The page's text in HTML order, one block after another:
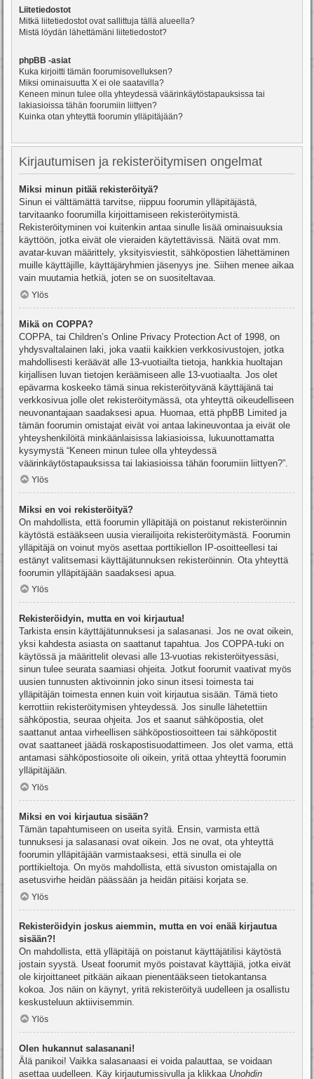
Liitetiedostot
Mitkä liitetiedostot ovat sallittuja tällä alueella?
Mistä löydän lähettämäni liitetiedostot?
phpBB -asiat
Kuka kirjoitti tämän foorumisovelluksen?
Miksi ominaisuutta X ei ole saatavilla?
Keneen minun tulee olla yhteydessä väärinkäytöstapauksissa tai
lakiasioissa tähän foorumiin liittyen?
Kuinka otan yhteyttä foorumin ylläpitäjään?
Kirjautumisen ja rekisteröitymisen ongelmat
Miksi minun pitää rekisteröityä?
Sinun ei välttämättä tarvitse, riippuu foorumin ylläpitäjästä,
tarvitaanko foorumilla kirjoittamiseen rekisteröitymistä.
Rekisteröityminen voi kuitenkin antaa sinulle lisää ominaisuuksia
käyttöön, jotka eivät ole vieraiden käytettävissä. Näitä ovat mm.
avatar-kuvan määrittely, yksityisviestit, sähköpostien lähettäminen
muille käyttäjille, käyttäjäryhmien jäsenyys jne. Siihen menee aikaa
vain muutamia hetkiä, joten se on suositeltavaa.
Ylös
Mikä on COPPA?
COPPA, tai Children’s Online Privacy Protection Act of 1998, on
yhdysvaltalainen laki, joka vaatii kaikkien verkkosivustojen, jotka
mahdollisesti keräävät alle 13-vuotiailta tietoja, hankkia huoltajan
kirjallisen luvan tietojen keräämiseen alle 13-vuotiaalta. Jos olet
epävarma koskeeko tämä sinua rekisteröityvänä käyttäjänä tai
verkkosivua jolle olet rekisteröitymässä, ota yhteyttä oikeudelliseen
neuvonantajaan saadaksesi apua. Huomaa, että phpBB Limited ja
tämän foorumin omistajat eivät voi antaa lakineuvontaa ja eivät ole
yhteyshenkilöitä minkäänlaisissa lakiasioissa, lukuunottamatta
kysymystä “Keneen minun tulee olla yhteydessä
väärinkäytöstapauksissa tai lakiasioissa tähän foorumiin liittyen?”.
Ylös
Miksi en voi rekisteröityä?
On mahdollista, että foorumin ylläpitäjä on poistanut rekisteröinnin
käytöstä estääkseen uusia vierailijoita rekisteröitymästä. Foorumin
ylläpitäjä on voinut myös asettaa porttikiellon IP-osoitteellesi tai
estänyt valitsemasi käyttäjätunnuksen rekisteröinnin. Ota yhteyttä
foorumin ylläpitäjään saadaksesi apua.
Ylös
Rekisteröidyin, mutta en voi kirjautua!
Tarkista ensin käyttäjätunnuksesi ja salasanasi. Jos ne ovat oikein,
yksi kahdesta asiasta on saattanut tapahtua. Jos COPPA-tuki on
käytössä ja määrittelit olevasi alle 13-vuotias rekisteröityessäsi,
sinun tulee seurata saamiasi ohjeita. Jotkut foorumit vaativat myös
uusien tunnusten aktivoinnin joko sinun itsesi toimesta tai
ylläpitäjän toimesta ennen kuin voit kirjautua sisään. Tämä tieto
kerrottiin rekisteröitymisen yhteydessä. Jos sinulle lähetettiin
sähköpostia, seuraa ohjeita. Jos et saanut sähköpostia, olet
saattanut antaa virheellisen sähköpostiosoitteen tai sähköpostit
ovat saattaneet jäädä roskapostisuodattimeen. Jos olet varma, että
antamasi sähköpostiosoite oli oikein, yritä ottaa yhteyttä foorumin
ylläpitäjään.
Ylös
Miksi en voi kirjautua sisään?
Tämän tapahtumiseen on useita syitä. Ensin, varmista että
tunnuksesi ja salasanasi ovat oikein. Jos ne ovat, ota yhteyttä
foorumin ylläpitäjään varmistaaksesi, että sinulla ei ole
porttikieltoja. On myös mahdollista, että sivuston omistajalla on
asetusvirhe heidän päässään ja heidän pitäisi korjata se.
Ylös
Rekisteröidyin joskus aiemmin, mutta en voi enää kirjautua
sisään?!
On mahdollista, että ylläpitäjä on poistanut käyttäjätilisi käytöstä
jostain syystä. Useat foorumit myös poistavat käyttäjiä, jotka eivät
ole kirjoittaneet pitkään aikaan pienentääkseen tietokantansa
kokoa. Jos näin on käynyt, yritä rekisteröityä uudelleen ja osallistu
keskusteluun aktiivisemmin.
Ylös
Olen hukannut salasanani!
Älä panikoi! Vaikka salasanaasi ei voida palauttaa, se voidaan
asettaa uudelleen. Käy kirjautumissivulla ja klikkaa Unohdin